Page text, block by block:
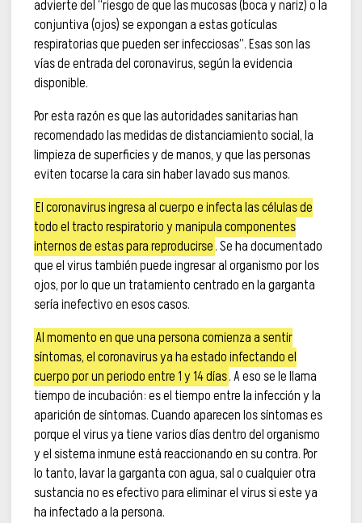
advierte del “riesgo de que las mucosas (boca y nariz) o la
conjuntiva (ojos) se expongan a estas gotículas
respiratorias que pueden ser infecciosas”. Esas son las
vías de entrada del coronavirus, según la evidencia
disponible.
Por esta razón es que las autoridades sanitarias han
recomendado las medidas de distanciamiento social, la
limpieza de superficies y de manos, y que las personas
eviten tocarse la cara sin haber lavado sus manos.
El coronavirus ingresa al cuerpo e infecta las células de
todo el tracto respiratorio y manipula componentes
internos de estas para reproducirse. Se ha documentado
que el virus también puede ingresar al organismo por los
ojos, por lo que un tratamiento centrado en la garganta
sería inefectivo en esos casos.
Al momento en que una persona comienza a sentir
síntomas, el coronavirus ya ha estado infectando el
cuerpo por un periodo entre 1 y 14 días. A eso se le llama
tiempo de incubación: es el tiempo entre la infección y la
aparición de síntomas. Cuando aparecen los síntomas es
porque el virus ya tiene varios días dentro del organismo
y el sistema inmune está reaccionando en su contra. Por
lo tanto, lavar la garganta con agua, sal o cualquier otra
sustancia no es efectivo para eliminar el virus si este ya
ha infectado a la persona.